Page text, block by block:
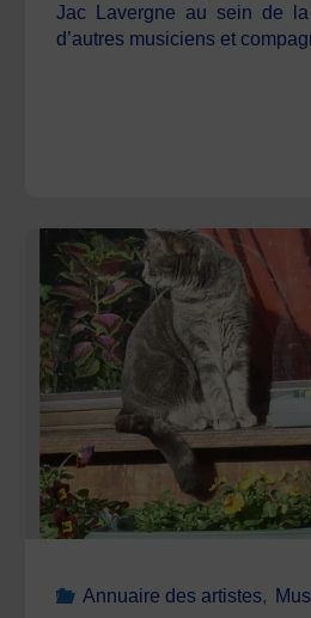
Jac Lavergne au sein de
d’autres musiciens et
Annuaire des artistes,